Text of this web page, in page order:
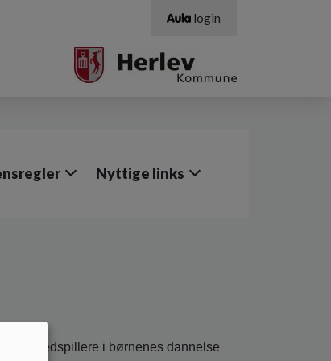
login
Nyttige links
medspillere i børnenes dannelse